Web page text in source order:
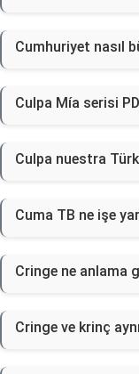
Cumhuriyet nasıl
Culpa Mía serisi
Culpa nuestra
Cuma TB ne işe
Cringe ne anlama
Cringe ve krinç